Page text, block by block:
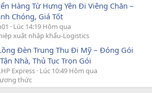
Hàng Từ Hưng Yên Đi Viêng Chăn –
Chóng, Giá Tốt
Lúc 14:19 Hôm qua
xuất nhập khẩu-Logistics
Đèn Trung Thu Đi Mỹ – Đóng Gói
Nhà, Thủ Tục Trọn Gói
Express Lúc 10:49 Hôm qua
thức